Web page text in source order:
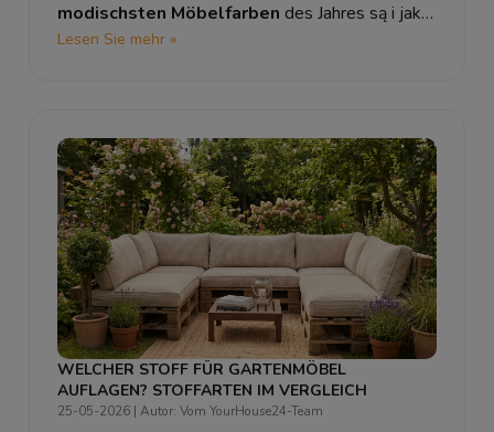
modischsten Möbelfarben des Jahres są i jak
dzięki odpowiedniej palecie kolorystycznej
Lesen Sie mehr »
WELCHER STOFF FÜR GARTENMÖBEL
AUFLAGEN? STOFFARTEN IM VERGLEICH
25-05-2026 | Autor: Vom YourHouse24-Team